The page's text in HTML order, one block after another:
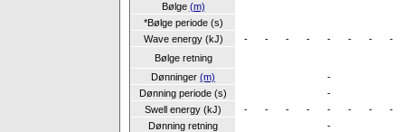
Bølge (m)
*Bølge periode (s)
Wave energy (kJ)
- - - - - - -
-
Bølge retning
Dønninger (m)
-
Dønning periode (s)
-
Swell energy (kJ)
- - - - - - -
-
Dønning retning
-